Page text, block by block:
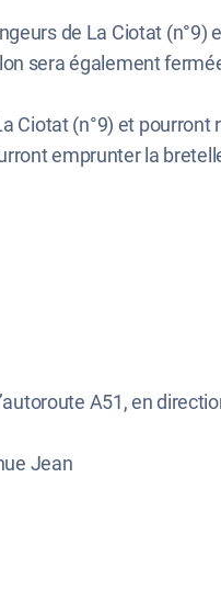
de La Ciotat (n°9)
sera également
Ciotat (n°9) et pourront
emprunter la
A51, en
Jean